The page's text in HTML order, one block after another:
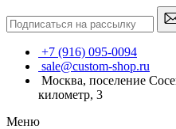
+7 (916) 095-0094
sale@custom-shop.ru
Москва, поселение
километр, 3
Меню